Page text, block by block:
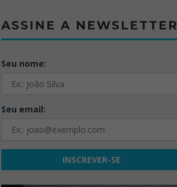
ASSINE A NEWSLETTER
Seu nome:
Seu email: